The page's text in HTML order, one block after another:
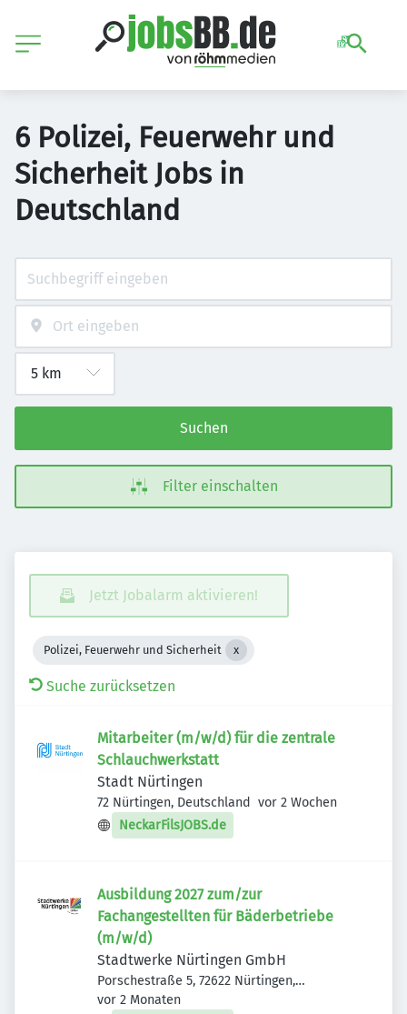
6 Polizei, Feuerwehr und
Sicherheit Jobs in
Deutschland
Suchen
Filter einschalten
Jetzt Jobalarm aktivieren!
Polizei, Feuerwehr und Sicherheit
Suche zurücksetzen
Mitarbeiter (m/w/d) für die zentrale
Schlauchwerkstatt
Stadt Nürtingen
72 Nürtingen, Deutschland Veröffentlicht
vor 2 Wochen
NeckarFilsJOBS.de
Ausbildung 2027 zum/zur
Fachangestellten für Bäderbetriebe
(m/w/d)
Stadtwerke Nürtingen GmbH
Porschestraße 5, 72622 Nürtingen,
Deutschland
Veröffentlicht:
vor 2 Monaten